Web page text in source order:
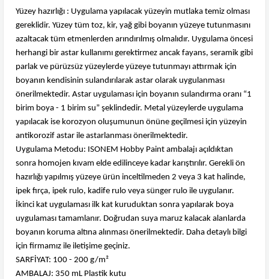
Yüzey hazırlığı : Uygulama yapılacak yüzeyin mutlaka temiz olması
gereklidir. Yüzey tüm toz, kir, yağ gibi boyanın yüzeye tutunmasını
azaltacak tüm etmenlerden arındırılmış olmalıdır. Uygulama öncesi
herhangi bir astar kullanımı gerektirmez ancak fayans, seramik gibi
parlak ve pürüzsüz yüzeylerde yüzeye tutunmayı attırmak için
boyanın kendisinin sulandırılarak astar olarak uygulanması
önerilmektedir. Astar uygulaması için boyanın sulandırma oranı “1
birim boya - 1 birim su” şeklindedir. Metal yüzeylerde uygulama
yapılacak ise korozyon oluşumunun önüne geçilmesi için yüzeyin
antikorozif astar ile astarlanması önerilmektedir.
Uygulama Metodu: ISONEM Hobby Paint ambalajı açıldıktan
sonra homojen kıvam elde edilinceye kadar karıştırılır. Gerekli ön
hazırlığı yapılmış yüzeye ürün inceltilmeden 2 veya 3 kat halinde,
ipek fırça, ipek rulo, kadife rulo veya sünger rulo ile uygulanır.
İkinci kat uygulaması ilk kat kuruduktan sonra yapılarak boya
uygulaması tamamlanır. Doğrudan suya maruz kalacak alanlarda
boyanın koruma altına alınması önerilmektedir. Daha detaylı bilgi
için firmamız ile iletişime geçiniz.
SARFİYAT: 100 - 200 g/m²
AMBALAJ: 350 mL Plastik kutu